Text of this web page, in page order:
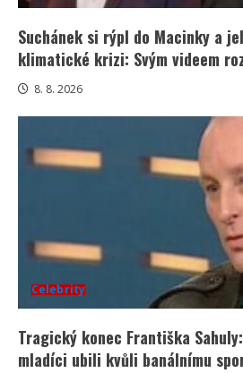
Suchánek si rýpl do Macinky a
klimatické krizi: Svým videem
8. 8. 2026
Celebrity
Tragický konec Františka
mladíci ubili kvůli banálnímu